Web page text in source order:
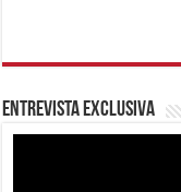
Entrevista Exclusiva